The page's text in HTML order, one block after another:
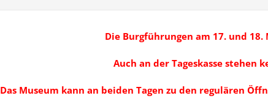
Die Burgführungen am 17. und
Auch an der Tageskasse stehen
Das Museum kann an beiden Tagen zu den regulären